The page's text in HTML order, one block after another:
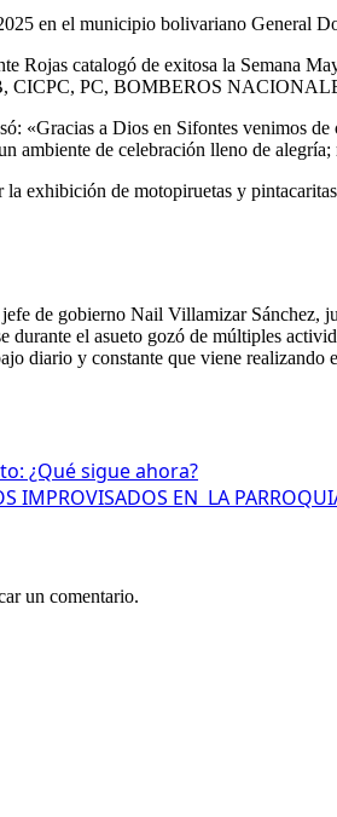
en el municipio bolivariano General
Rojas catalogó de exitosa la Semana
CICPC, PC, BOMBEROS
«Gracias a Dios en Sifontes venimos
ambiente de celebración lleno de
la exhibición de motopiruetas y
de gobierno Nail Villamizar Sánchez,
durante el asueto gozó de múltiples
diario y constante que viene
¿Qué sigue ahora?
IMPROVISADOS EN LA
un comentario.